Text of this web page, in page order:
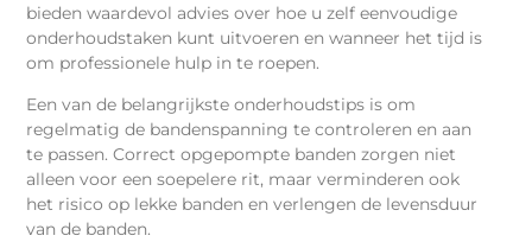
bieden waardevol advies over hoe u zelf eenvoudige
onderhoudstaken kunt uitvoeren en wanneer het tijd is
om professionele hulp in te roepen.
Een van de belangrijkste onderhoudstips is om
regelmatig de bandenspanning te controleren en aan
te passen. Correct opgepompte banden zorgen niet
alleen voor een soepelere rit, maar verminderen ook
het risico op lekke banden en verlengen de levensduur
van de banden.